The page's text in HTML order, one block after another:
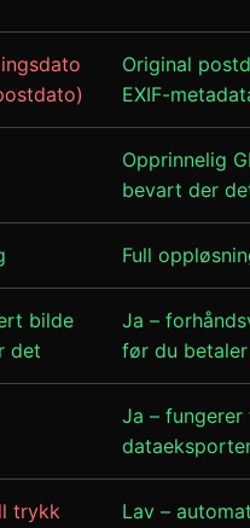
Original
EXIF-
Opprinnelig
bevart der
Full
bilde
det
Ja –
før du betaler
Ja – fungerer
trykk
Lav –